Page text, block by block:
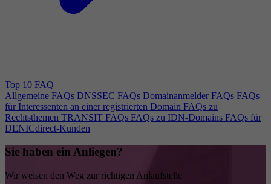
Top 10 FAQ
Allgemeine FAQs DNSSEC FAQs Domainanmelder FAQs FAQs
für Interessenten an einer registrierten Domain FAQs zu
Rechtsthemen TRANSIT FAQs FAQs zu IDN-Domains FAQs für
DENICdirect-Kunden
Sie haben ein Anliegen?
Wir weisen den Weg zur richtigen Anlaufstelle